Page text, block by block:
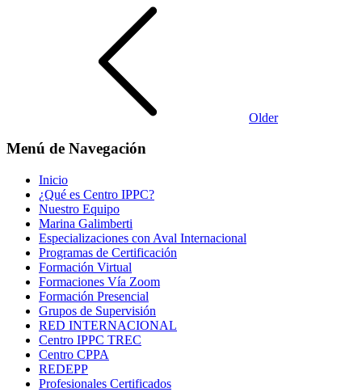
Older
Menú de Navegación
Inicio
¿Qué es Centro IPPC?
Nuestro Equipo
Marina Galimberti
Especializaciones con Aval Internacional
Programas de Certificación
Formación Virtual
Formaciones Vía Zoom
Formación Presencial
Grupos de Supervisión
RED INTERNACIONAL
Centro IPPC TREC
Centro CPPA
REDEPP
Profesionales Certificados